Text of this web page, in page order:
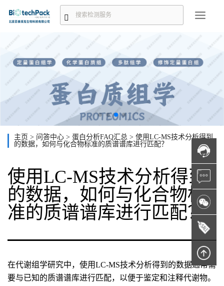
主页 > 问答中心 > 蛋白分析FAQ汇总 > 使用LC-MS技术分析得到
的数据，如何与化合物标准的质谱谱库进行匹配？
使用LC-MS技术分析得到
的数据，如何与化合物标
准的质谱谱库进行匹配？
在代谢组学研究中，使用LC-MS技术分析得到的数据通常需
要与已知的质谱谱库进行匹配，以便于鉴定和注释代谢物。